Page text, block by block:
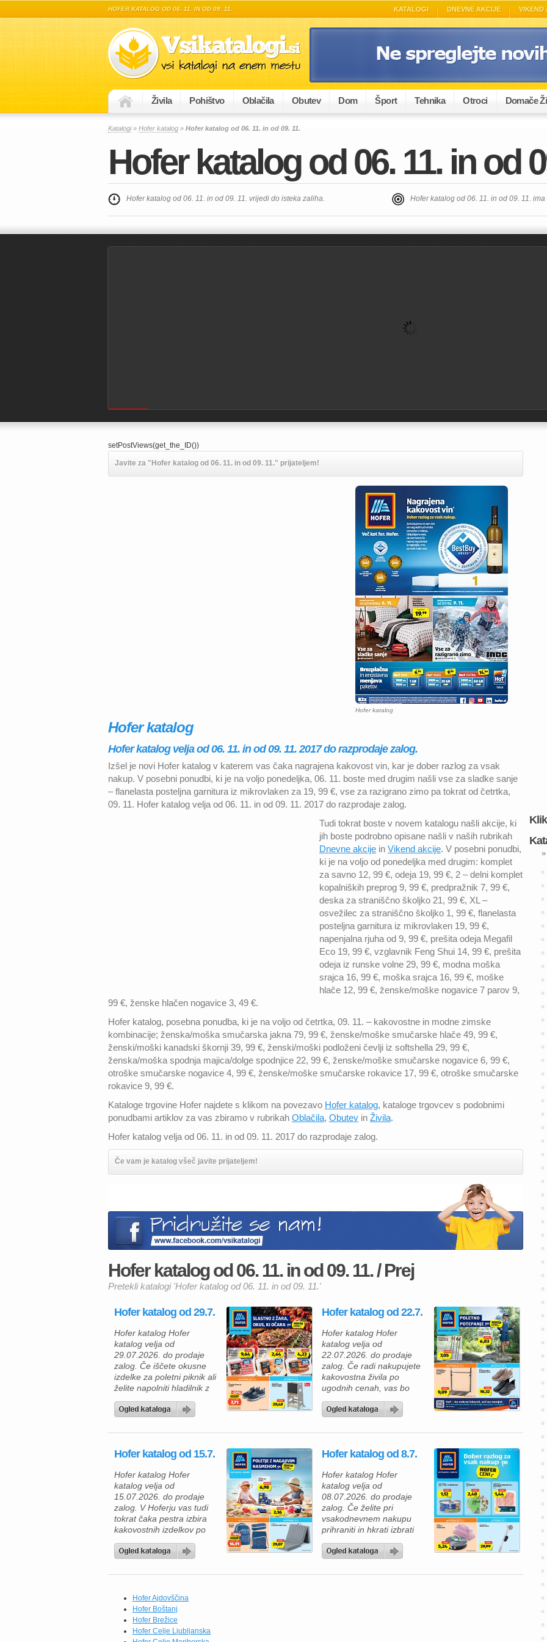
HOFER KATALOG OD 06. 11. IN OD 09. 11. KATALOGI DNEVNE AKCIJE VIKEND
Živila Pohištvo Oblačila Obutev Dom Šport Tehnika Otroci Domače
Katalogi» Hofer katalog » Hofer katalog od 06. 11. in od 09. 11.
Hofer katalog od 06. 11. in od
Hofer katalog od 06. 11. in od 09. 11. vrijedi do isteka zaliha. Hofer katalog od 06. 11. in od 09. 11.
Powered by
setPostViews(get_the_ID())
Javite za "Hofer katalog od 06. 11. in od 09. 11." prijateljem!
Hofer katalog
Hofer katalog
Hofer katalog velja od 06. 11. in od 09. 11. 2017 do razprodaje zalog.
Izšel je novi Hofer katalog v katerem vas čaka nagrajena kakovost vin, kar je dober razlog za vsak
nakup. V posebni ponudbi, ki je na voljo ponedeljka, 06. 11. boste med drugim našli vse za sladke sanje
– flanelasta posteljna garnitura iz mikrovlaken za 19, 99 €, vse za razigrano zimo pa tokrat od četrtka,
09. 11. Hofer katalog velja od 06. 11. in od 09. 11. 2017 do razprodaje zalog.
Tudi tokrat boste v novem katalogu našli akcije, ki
jih boste podrobno opisane našli v naših rubrikah
Dnevne akcije in Vikend akcije. V posebni ponudbi,
ki je na voljo od ponedeljka med drugim: komplet
za savno 12, 99 €, odeja 19, 99 €, 2 – delni komplet
kopalniških preprog 9, 99 €, predpražnik 7, 99 €,
deska za straniščno školjko 21, 99 €, XL –
osvežilec za straniščno školjko 1, 99 €, flanelasta
posteljna garnitura iz mikrovlaken 19, 99 €,
napenjalna rjuha od 9, 99 €, prešita odeja Megafil
Eco 19, 99 €, vzglavnik Feng Shui 14, 99 €, prešita
odeja iz runske volne 29, 99 €, modna moška
srajca 16, 99 €, moška srajca 16, 99 €, moške
hlače 12, 99 €, ženske/moške nogavice 7 parov 9,
99 €, ženske hlačen nogavice 3, 49 €.
Hofer katalog, posebna ponudba, ki je na voljo od četrtka, 09. 11. – kakovostne in modne zimske
kombinacije; ženska/moška smučarska jakna 79, 99 €, ženske/moške smučarske hlače 49, 99 €,
ženski/moški kanadski škornji 39, 99 €, ženski/moški podloženi čevlji iz softshella 29, 99 €,
ženska/moška spodnja majica/dolge spodnjice 22, 99 €, ženske/moške smučarske nogavice 6, 99 €,
otroške smučarske nogavice 4, 99 €, ženske/moške smučarske rokavice 17, 99 €, otroške smučarske
rokavice 9, 99 €.
Kataloge trgovine Hofer najdete s klikom na povezavo Hofer katalog, kataloge trgovcev s podobnimi
ponudbami artiklov za vas zbiramo v rubrikah Oblačila, Obutev in Živila.
Hofer katalog velja od 06. 11. in od 09. 11. 2017 do razprodaje zalog.
Če vam je katalog všeč javite prijateljem!
Hofer katalog od 06. 11. in od 09. 11. / Prej
Pretekli katalogi 'Hofer katalog od 06. 11. in od 09. 11.'
Hofer katalog od 29.7.
Hofer katalog Hofer
katalog velja od
29.07.2026. do prodaje
zalog. Če iščete okusne
izdelke za poletni piknik ali
želite napolniti hladilnik z
Hoferjeva ponudba,
zagotovo navdušila. V
kakovostni mesni izdelki
dobrote, mlečni izdelki ter
številni vsakodnevni izdelki
po trajno znižanih […]
Hofer katalog od 22.7.
Hofer katalog Hofer
katalog velja od
22.07.2026. do prodaje
zalog. Če radi nakupujete
kakovostna živila po
ugodnih cenah, vas bo
kataloga zagotovo
katalogu vas čakajo izdelki
okusne prehranske
novimi, še nižjimi rednimi
cenami. Tako lahko
prihranite pri vsakem
nakupu, ne da […]
Hofer katalog od 15.7.
Hofer katalog Hofer
katalog velja od
15.07.2026. do prodaje
zalog. V Hoferju vas tudi
tokrat čaka pestra izbira
kakovostnih izdelkov po
zdaj pravi trenutek, da
zamrzovalnik. Če radi
domače obroke, vas bodo
navdušili brokoli All
Seasons (750 g) po novi
redni ceni 1,84 €,
testenine […]
Hofer katalog od 8.7.
Hofer katalog Hofer
katalog velja od
08.07.2026. do prodaje
zalog. Če želite pri
vsakodnevnem nakupu
prihraniti in hkrati izbrati
aktualni Hofer katalog
ponudbi vas čakajo živila
Hofer Ajdovščina
Hofer Boštanj
Hofer Brežice
Hofer Celje Ljubljanska
»